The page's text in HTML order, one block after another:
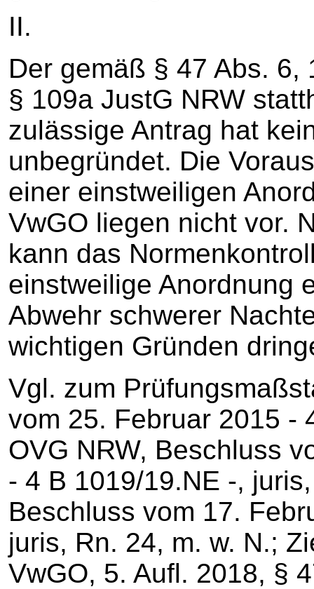
II.
Der gemäß § 47 Abs. 6,
§ 109a JustG NRW
zulässige Antrag hat
unbegründet. Die
einer einstweiligen
VwGO liegen nicht vor.
kann das
einstweilige Anordnung
Abwehr schwerer
wichtigen Gründen
Vgl. zum
vom 25. Februar 2015 ‑
OVG NRW, Beschluss
‑ 4 B 1019/19.NE ‑,
Beschluss vom 17.
juris, Rn. 24, m. w. N.;
VwGO, 5. Aufl. 2018, §